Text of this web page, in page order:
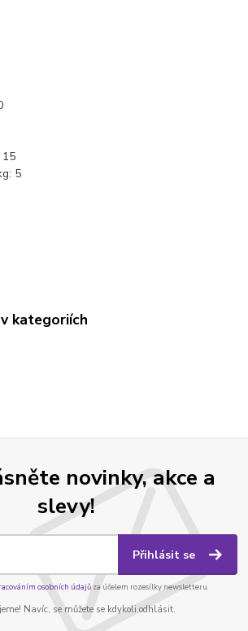
15
5
kategoriích
novinky, akce a
slevy!
Přihlásit se
osobních údajůza účelem rozesílky newsletteru.
Navíc, se můžete se kdykoli odhlásit.